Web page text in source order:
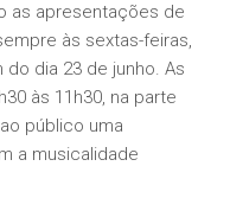
as apresentações de
às sextas-feiras,
dia 23 de junho. As
às 11h30, na parte
público uma
a musicalidade